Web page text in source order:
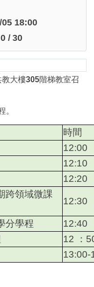
18:00
0 / 30
教大樓305階梯教室召
。
時間
12:00
12:10
12:20
跨領域微課
12:30
分學程
12:40
12
：
13:00-